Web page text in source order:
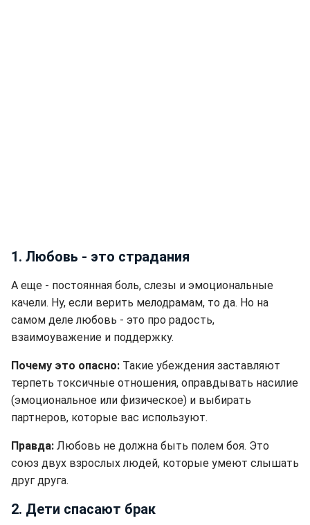
1. Любовь - это страдания
А еще - постоянная боль, слезы и эмоциональные
качели. Ну, если верить мелодрамам, то да. Но на
самом деле любовь - это про радость,
взаимоуважение и поддержку.
Почему это опасно: Такие убеждения заставляют
терпеть токсичные отношения, оправдывать насилие
(эмоциональное или физическое) и выбирать
партнеров, которые вас используют.
Правда: Любовь не должна быть полем боя. Это
союз двух взрослых людей, которые умеют слышать
друг друга.
2. Дети спасают брак